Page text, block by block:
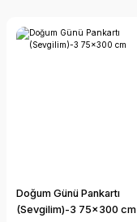
Doğum Günü Pankartı
(Sevgilim)-3 75x300 cm